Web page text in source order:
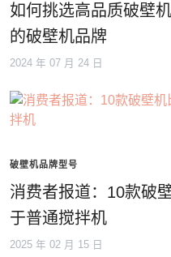
如何挑选高品质破壁
的破壁机品牌
2024 年 07 月 24 日
破壁机品牌型号
消费者报道：10款破
于普通搅拌机
2025 年 02 月 15 日